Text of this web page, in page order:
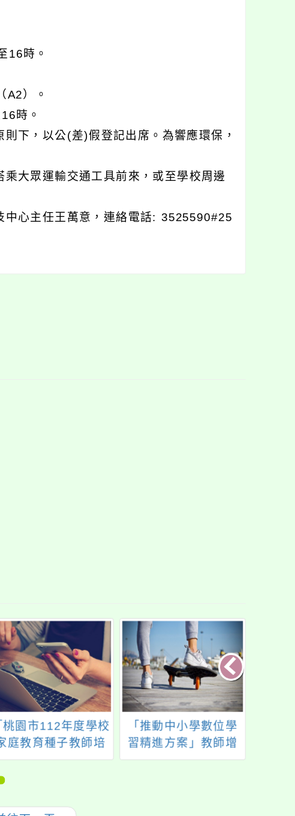
時。
）。
時。
下，以公(差)假登記出席。為響應環保，
大眾運輸交通工具前來，或至學校周邊
心主任王萬意，連絡電話: 3525590#25
桃園市112年度學校
庭教育種子教師培
實施計畫」1份，歡
迎參加，請查照。
「推動中小學數位學
習精進方案」教師增
能研習(7月場)